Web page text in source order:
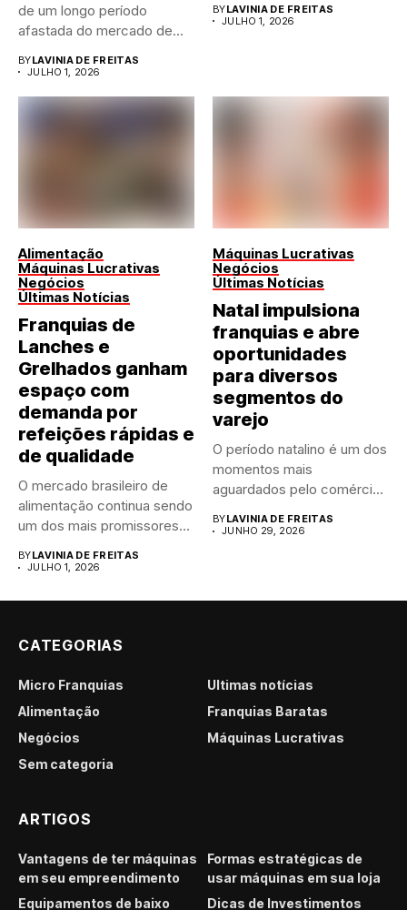
de um longo período
afastada do mercado de...
BYLAVINIA DE FREITAS
JULHO 1, 2026
BYLAVINIA DE FREITAS
JULHO 1, 2026
Alimentação
Máquinas Lucrativas
Negócios
Últimas Notícias
Franquias de
Lanches e
Grelhados ganham
espaço com
demanda por
refeições rápidas e
de qualidade
O mercado brasileiro de
alimentação continua sendo
um dos mais promissores
BYLAVINIA DE FREITAS
JULHO 1, 2026
Máquinas Lucrativas
Negócios
Últimas Notícias
Natal impulsiona
franquias e abre
oportunidades
para diversos
segmentos do
varejo
O período natalino é um dos
momentos mais
aguardados pelo comércio
BYLAVINIA DE FREITAS
JUNHO 29, 2026
CATEGORIAS
Micro Franquias
Últimas notícias
Alimentação
Franquias Baratas
Negócios
Máquinas Lucrativas
Sem categoria
ARTIGOS
Vantagens de ter máquinas
em seu empreendimento
Formas estratégicas de
usar máquinas em sua loja
Equipamentos de baixo
Dicas de Investimentos